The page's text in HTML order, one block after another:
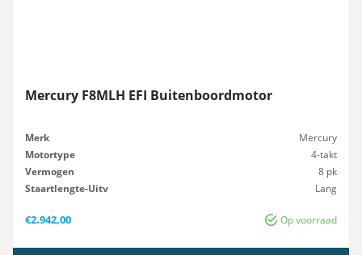
Mercury F8MLH EFI Buitenboordmotor
Merk
Mercury
Motortype
4-takt
Vermogen
8 pk
Staartlengte-Uitv
Lang
Op voorraad
€2.942,00